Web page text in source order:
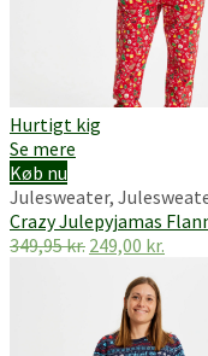
Hurtigt kig
Se mere
Køb nu
Julesweater,
Crazy Julepyjamas
349,95kr. Den
349,95 kr..
249,00 kr.